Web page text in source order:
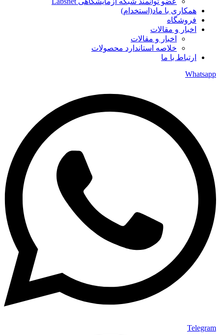
همکاری با ماد(استخدام)
فروشگاه
اخبار و مقالات
اخبار و مقالات
خلاصه استاندارد محصولات
ارتباط با ما
Whatsapp
Telegram